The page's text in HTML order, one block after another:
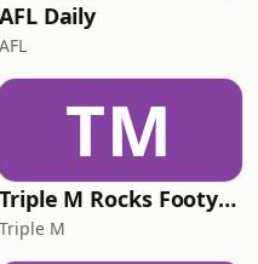
AFL Daily
AFL
TM
Triple M Rocks Footy AFL
Triple M